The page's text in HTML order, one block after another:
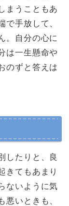
まうこともあ
で手放して、
。自分の心に
は一生懸命や
のずと答えは
したりと、良
きてもあまり
ないように気
悪いときも、